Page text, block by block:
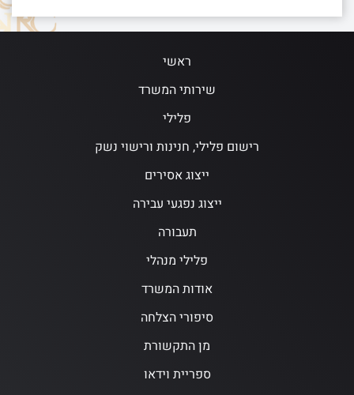
ראשי
שירותי המשרד
פלילי
רישום פלילי, חנינות ורישוי נשק
ייצוג אסירים
ייצוג נפגעי עבירה
תעבורה
פלילי מנהלי
אודות המשרד
סיפורי הצלחה
מן התקשורת
ספריית וידאו